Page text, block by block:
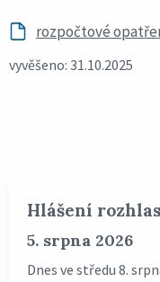
rozpočtové
vyvěšeno: 31.10.2025
Hlášení
5. srpna 2026
Dnes ve středu 8.